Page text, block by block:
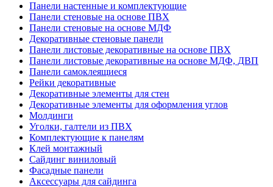
Панели настенные и комплектующие
Панели стеновые на основе ПВХ
Панели стеновые на основе МДФ
Декоративные стеновые панели
Панели листовые декоративные на основе ПВХ
Панели листовые декоративные на основе МДФ, ДВП
Панели самоклеящиеся
Рейки декоративные
Декоративные элементы для стен
Декоративные элементы для оформления углов
Молдинги
Уголки, галтели из ПВХ
Комплектующие к панелям
Клей монтажный
Сайдинг виниловый
Фасадные панели
Аксессуары для сайдинга